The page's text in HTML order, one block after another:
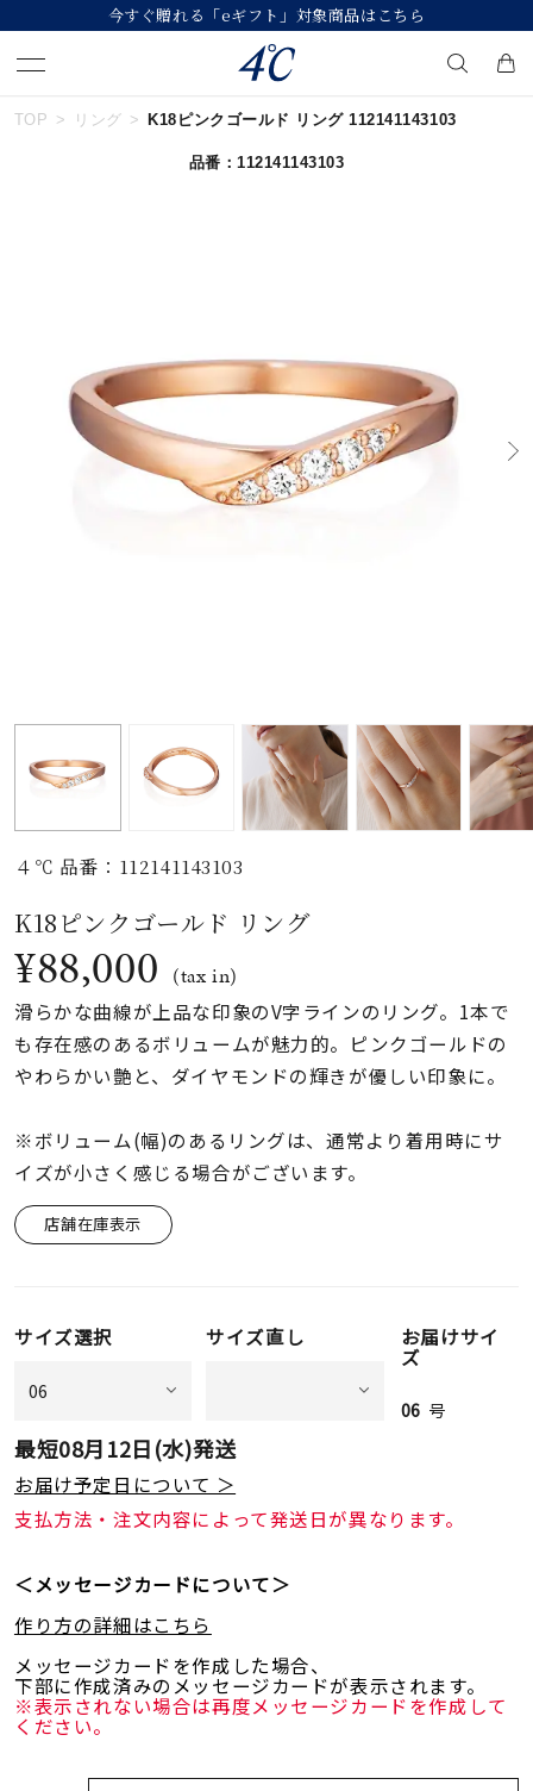
今すぐ贈れる「eギフト」対象商品はこちら
キーワードで検索する
ブランド ４℃
誕生石
ファッションテイス
ト
着用シーン
コレクション
レディース
メンズ
価格 ¥0
TOP リング K18ピンクゴールド リング 112141143103
品番：112141143103
４℃ 品番：112141143103
K18ピンクゴールド リング
¥88,000 (tax in)
滑らかな曲線が上品な印象のV字ラインのリング。1本で
も存在感のあるボリュームが魅力的。ピンクゴールドの
やわらかい艶と、ダイヤモンドの輝きが優しい印象に。
※ボリューム(幅)のあるリングは、通常より着用時にサ
イズが小さく感じる場合がございます。
店舗在庫表示
サイズ選択 サイズ直し お届けサイ
ズ
06 号
最短08月12日(水)発送
お届け予定日について ＞
支払方法・注文内容によって発送日が異なります。
＜メッセージカードについて＞
作り方の詳細はこちら
メッセージカードを作成した場合、
下部に作成済みのメッセージカードが表示されます。
※表示されない場合は再度メッセージカードを作成して
ください。